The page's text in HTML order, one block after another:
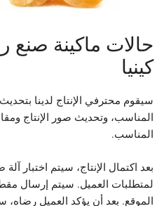
ماكينة صنع
محترفي الإنتاج لدينا بتحديث
وتحديث صور الإنتاج
اكتمال الإنتاج، سيتم اختبار
العميل. سيتم إرسال مقطع
بعد أن يؤكد العميل رضاه،